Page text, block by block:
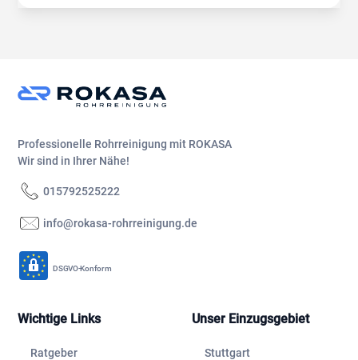
Professionelle Rohrreinigung mit ROKASA
Wir sind in Ihrer Nähe!
015792525222
info@rokasa-rohrreinigung.de
DSGVO-Konform
Wichtige Links
Ratgeber
Unser Einzugsgebiet
Stuttgart